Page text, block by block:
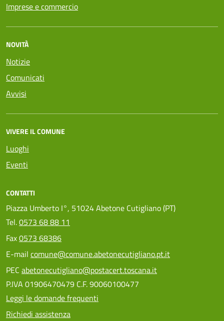
Imprese e commercio
NOVITÀ
Notizie
Comunicati
Avvisi
VIVERE IL COMUNE
Luoghi
Eventi
CONTATTI
Piazza Umberto I°, 51024 Abetone Cutigliano (PT)
Tel.0573 68 88 11
Fax0573 68386
E-mail comune@comune.abetonecutigliano.pt.it
PEC abetonecutigliano@postacert.toscana.it
P.IVA 01906470479 C.F. 90060100477
Leggi le domande frequenti
Richiedi assistenza